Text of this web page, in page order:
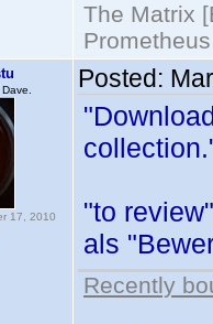
The Matrix
17, 2010
Posted:
"to
als
Recently